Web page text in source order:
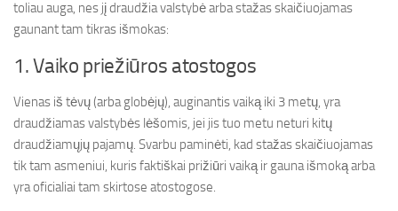
toliau auga, nes jį draudžia valstybė arba stažas skaičiuojamas
gaunant tam tikras išmokas:
1. Vaiko priežiūros atostogos
Vienas iš tėvų (arba globėjų), auginantis vaiką iki 3 metų, yra
draudžiamas valstybės lėšomis, jei jis tuo metu neturi kitų
draudžiamųjų pajamų. Svarbu paminėti, kad stažas skaičiuojamas
tik tam asmeniui, kuris faktiškai prižiūri vaiką ir gauna išmoką arba
yra oficialiai tam skirtose atostogose.